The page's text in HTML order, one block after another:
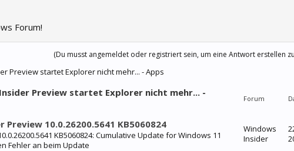
Forum!
(Du musst angemeldet oder registriert sein, um eine Antwort erstellen
Preview startet Explorer nicht mehr... - Apps
Preview startet Explorer nicht mehr... -
Forum
10.0.26200.5641 KB5060824
KB5060824: Cumulative Update for Windows 11
Fehler an beim Update
Windows
Insider